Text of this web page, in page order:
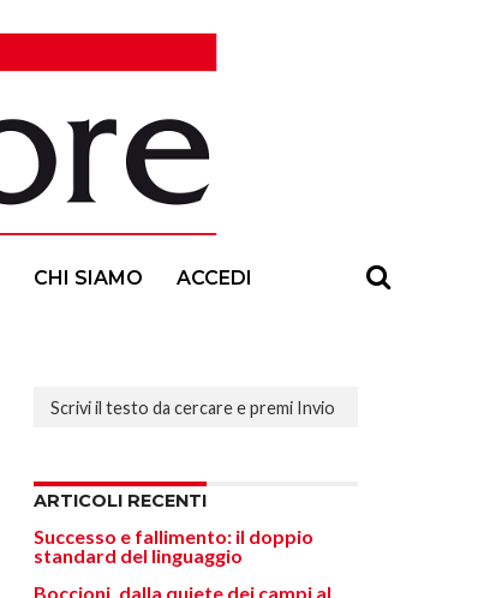
CHI SIAMO ACCEDI
ARTICOLI RECENTI
Successo e fallimento: il doppio
standard del linguaggio
Boccioni, dalla quiete dei campi al